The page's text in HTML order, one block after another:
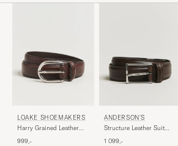
LOAKE SHOEMAKERS
Harry Grained Leather
999,-
ANDERSON'S
Structure Leather Suit
1 099,-